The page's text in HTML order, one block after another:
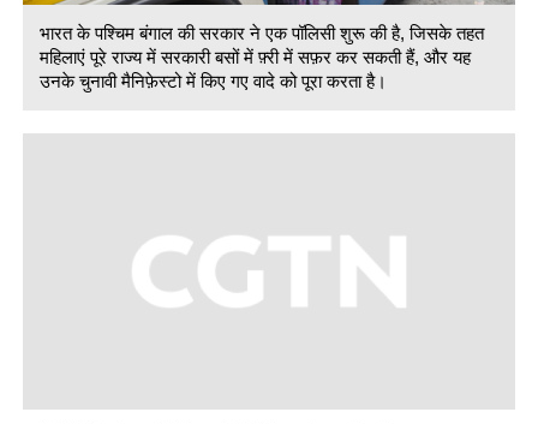
भारत के पश्चिम बंगाल की सरकार ने एक पॉलिसी शुरू की है, जिसके तहत
महिलाएं पूरे राज्य में सरकारी बसों में फ़्री में सफ़र कर सकती हैं, और यह
उनके चुनावी मैनिफ़ेस्टो में किए गए वादे को पूरा करता है।